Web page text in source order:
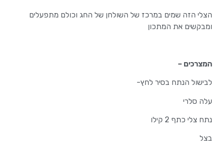
הצלי הזה שמים במרכז של השולחן של החג וכולם מתפעלים
ומבקשים את המתכון
המצרכים –
לבישול הנתח בסיר לחץ-
עלה סלרי
נתח צלי כתף 2 קילו
בצל